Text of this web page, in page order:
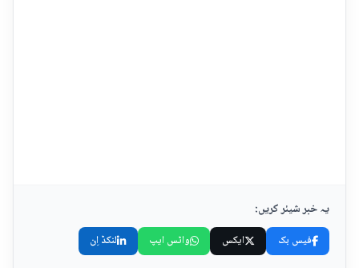
یہ خبر شیئر کریں:
فیس بک ایکس واٹس ایپ لنکڈ اِن